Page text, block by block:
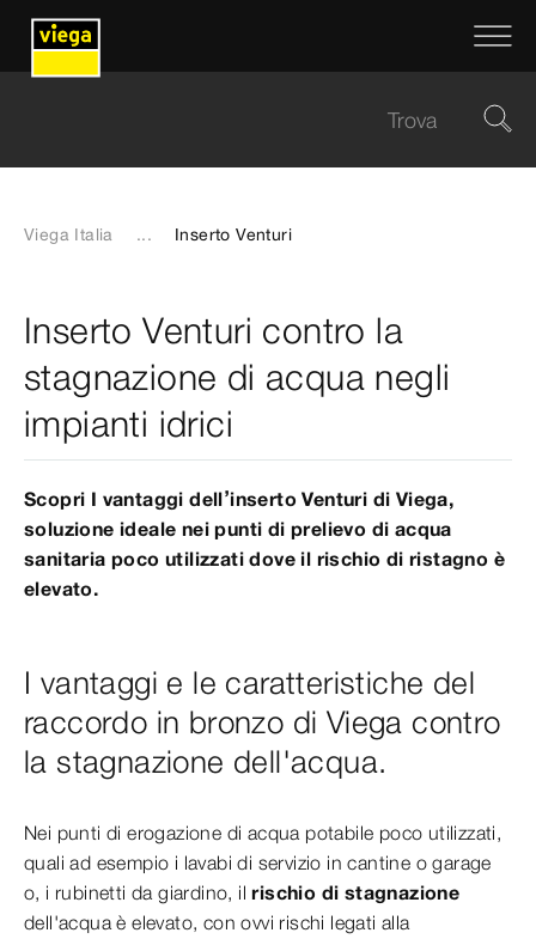
Viega Italia ... Inserto Venturi
Inserto Venturi contro la
stagnazione di acqua negli
impianti idrici
Scopri I vantaggi dell’inserto Venturi di Viega,
soluzione ideale nei punti di prelievo di acqua
sanitaria poco utilizzati dove il rischio di ristagno è
elevato.
I vantaggi e le caratteristiche del
raccordo in bronzo di Viega contro
la stagnazione dell'acqua.
Nei punti di erogazione di acqua potabile poco utilizzati,
quali ad esempio i lavabi di servizio in cantine o garage
o, i rubinetti da giardino, ilrischio di stagnazione
dell'acqua è elevato, con ovvi rischi legati alla